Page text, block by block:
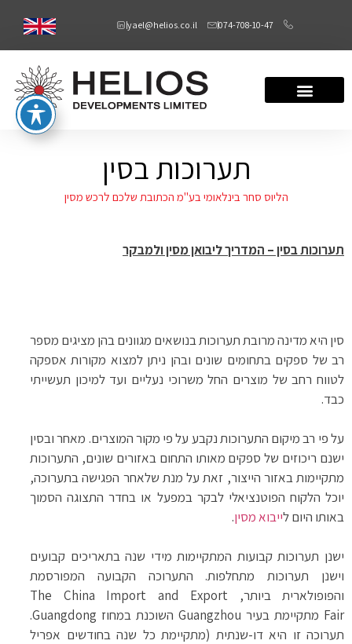
074-708-10-47
yael@helios.co.il
תערוכות בסין
הליוס סחר בינלאומי בע"מ הכתובת שלכם לרכש מסין
תערוכות בסין – המדריך ליבואן מסין ולמבקר
סין היא מדינה מרובת תערוכות בנושאים מגוונים בהן מציגים מספר
רב של ספקים בתחומים שונים ובהן ניתן למצוא מקורות אספקה
לטווח רחב של מוצרים החל משרוכי נעליים ועד למיכון תעשייתי
כבד.
על פי רב מיקום התערוכות נקבע על פי מקור המוצרים. מאחר ובסין
ישנם ריכוזים של ספקים מאותו התחום באזורים שונים, התערוכות
מתקיימות באזור הייצור, זאת על מנת שלאחר הפגישה בתערוכה,
יוכל הלקוח הפוטנציאלי לבקר במפעל או בחדר התצוגה הסמוך
באותו היום לייבוא מסין.
ישנן תערוכות קבועות המתקיימות מידי שנה בתאריכים קבועים
וישנן תערוכות מתחלפות. התערוכה הקבועה המפורסמת
והפופולארית ביותר, The China Import and Export
Fair מתקיימת בעיר Guangzhou השוכנת במחוז Guangdong
.
תערוכה זו היא דו-שנתית (מתקיימת כל שנה בחודשים אפריל